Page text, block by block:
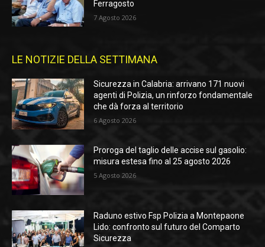
Ferragosto
7 Agosto 2026
LE NOTIZIE DELLA SETTIMANA
Sicurezza in Calabria: arrivano 171 nuovi
agenti di Polizia, un rinforzo fondamentale
che dà forza al territorio
6 Agosto 2026
Proroga del taglio delle accise sul gasolio:
misura estesa fino al 25 agosto 2026
5 Agosto 2026
Raduno estivo Fsp Polizia a Montepaone
Lido: confronto sul futuro del Comparto
Sicurezza